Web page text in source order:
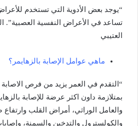
“يوجد بعض الأدوية التي تستخدم
تساعد في الأعراض النفسية العصبية”.
العتيبي
ماهي عوامل الإصابة بالزهايمر؟
“التقدم في العمر يزيد من فرص الاصابة
بمتلازمة داون اكثر عرضة للإصابة
والعامل الوراثي، أمراض القلب
والكولسترول والتدخين والسمنة،